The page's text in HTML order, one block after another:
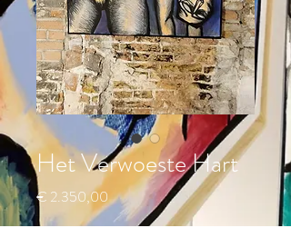
Het Verwoeste Hart
€ 2.350,00Prijs